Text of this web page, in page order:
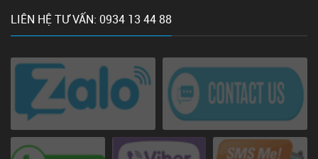
LIÊN HỆ TƯ VẤN: 0934 13 44 88